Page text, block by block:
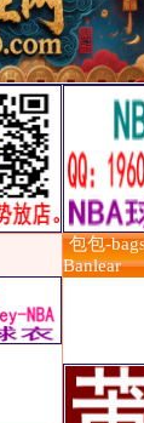
包包-
Banlear